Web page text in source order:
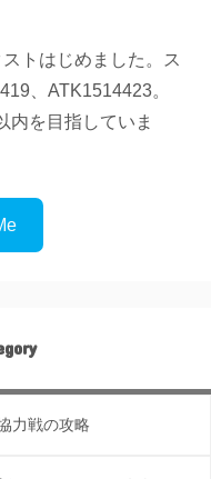
トはじめました。ス
、ATK1514423。
内を目指していま
力戦の攻略